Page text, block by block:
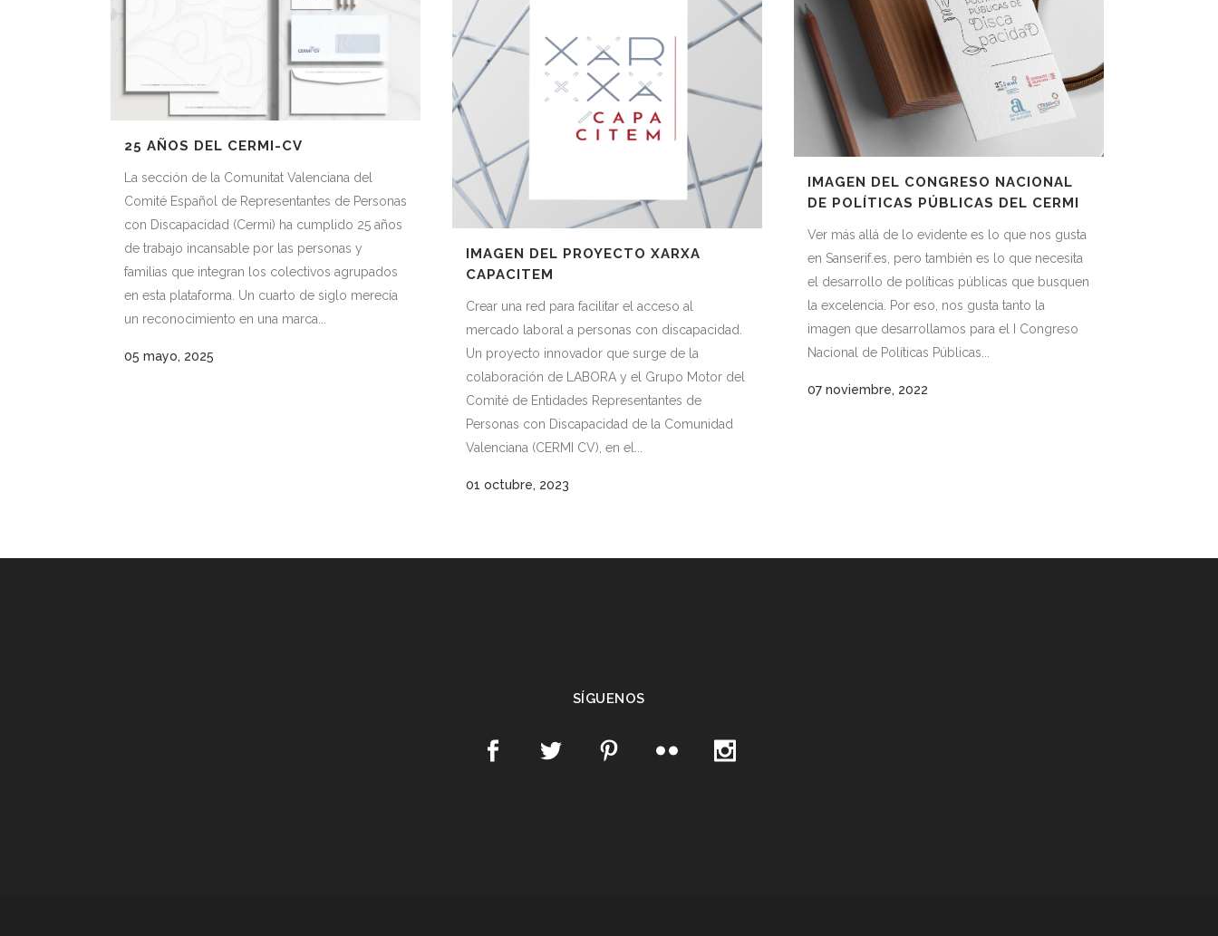
25 AÑOS DEL CERMI-CV
La sección de la Comunitat Valenciana del
Comité Español de Representantes de Personas
con Discapacidad (Cermi) ha cumplido 25 años
de trabajo incansable por las personas y
familias que integran los colectivos agrupados
en esta plataforma. Un cuarto de siglo merecía
un reconocimiento en una marca...
05 mayo, 2025
IMAGEN DEL PROYECTO XARXA
CAPACITEM
Crear una red para facilitar el acceso al
mercado laboral a personas con discapacidad.
Un proyecto innovador que surge de la
colaboración de LABORA y el Grupo Motor del
Comité de Entidades Representantes de
Personas con Discapacidad de la Comunidad
Valenciana (CERMI CV), en el...
01 octubre, 2023
IMAGEN DEL CONGRESO NACIONAL
DE POLÍTICAS PÚBLICAS DEL CERMI
Ver más allá de lo evidente es lo que nos gusta
en Sanserif.es, pero también es lo que necesita
el desarrollo de políticas públicas que busquen
la excelencia. Por eso, nos gusta tanto la
imagen que desarrollamos para el I Congreso
Nacional de Políticas Públicas...
07 noviembre, 2022
SÍGUENOS